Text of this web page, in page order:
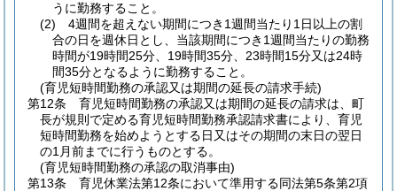
うに勤務すること。
(2)
4週間を超えない期間につき1週間当たり1日以上の割
合の日を週休日とし、当該期間につき1週間当たりの勤務
時間が19時間25分、19時間35分、23時間15分又は24時
間35分となるように勤務すること。
(育児短時間勤務の承認又は期間の延長の請求手続)
第12条
育児短時間勤務の承認又は期間の延長の請求は、町
長が規則で定める育児短時間勤務承認請求書により、育児
短時間勤務を始めようとする日又はその期間の末日の翌日
の1月前までに行うものとする。
(育児短時間勤務の承認の取消事由)
第13条
育児休業法第12条において準用する同法第5条第2項